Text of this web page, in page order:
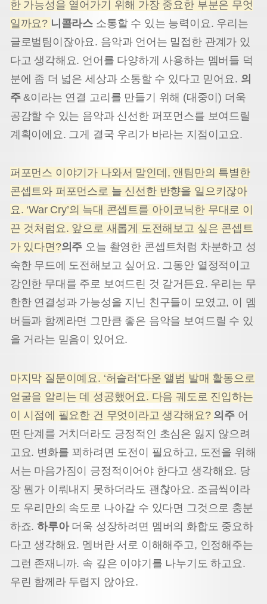
한 가능성을 열어가기 위해 가장 중요한 부분은 무엇
일까요? 니콜라스 소통할 수 있는 능력이요. 우리는
글로벌팀이잖아요. 음악과 언어는 밀접한 관계가 있
다고 생각해요. 언어를 다양하게 사용하는 멤버들 덕
분에 좀 더 넓은 세상과 소통할 수 있다고 믿어요. 의
주&이라는 연결 고리를 만들기 위해 (대중이) 더욱
공감할 수 있는 음악과 신선한 퍼포먼스를 보여드릴
계획이에요. 그게 결국 우리가 바라는 지점이고요.
퍼포먼스 이야기가 나와서 말인데, 앤팀만의 특별한
콘셉트와 퍼포먼스로 늘 신선한 반향을 일으키잖아
요. ‘War Cry’의 늑대 콘셉트를 아이코닉한 무대로 이
끈 것처럼요. 앞으로 새롭게 도전해보고 싶은 콘셉트
가 있다면?의주 오늘 촬영한 콘셉트처럼 차분하고 성
숙한 무드에 도전해보고 싶어요. 그동안 열정적이고
강인한 무대를 주로 보여드린 것 같거든요. 우리는 무
한한 연결성과 가능성을 지닌 친구들이 모였고, 이 멤
버들과 함께라면 그만큼 좋은 음악을 보여드릴 수 있
을 거라는 믿음이 있어요.
마지막 질문이예요. ‘허슬러’다운 앨범 발매 활동으로
얼굴을 알리는 데 성공했어요. 다음 궤도로 진입하는
이 시점에 필요한 건 무엇이라고 생각해요? 의주 어
떤 단계를 거치더라도 긍정적인 초심은 잃지 않으려
고요. 변화를 꾀하려면 도전이 필요하고, 도전을 위해
서는 마음가짐이 긍정적이어야 한다고 생각해요. 당
장 뭔가 이뤄내지 못하더라도 괜찮아요. 조금씩이라
도 우리만의 속도로 나아갈 수 있다면 그것으로 충분
하죠. 하루아더욱 성장하려면 멤버의 화합도 중요하
다고 생각해요. 멤버란 서로 이해해주고, 인정해주는
그런 존재니까. 속 깊은 이야기를 나누기도 하고요.
우린 함께라 두렵지 않아요.